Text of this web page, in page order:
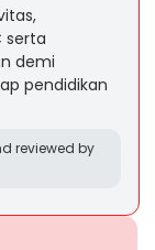
serta
demi
pendidikan
reviewed by